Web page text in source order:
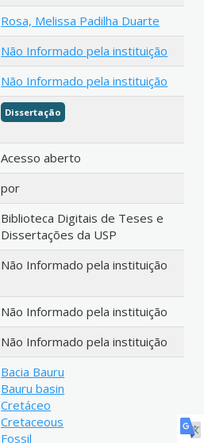
Rosa, Melissa Padilha Duarte
Não Informado pela instituição
Não Informado pela instituição
Dissertação
Acesso aberto
por
Biblioteca Digitais de Teses e
Dissertações da USP
Não Informado pela instituição
Não Informado pela instituição
Não Informado pela instituição
Bacia Bauru
Bauru basin
Cretáceo
Cretaceous
Fossil